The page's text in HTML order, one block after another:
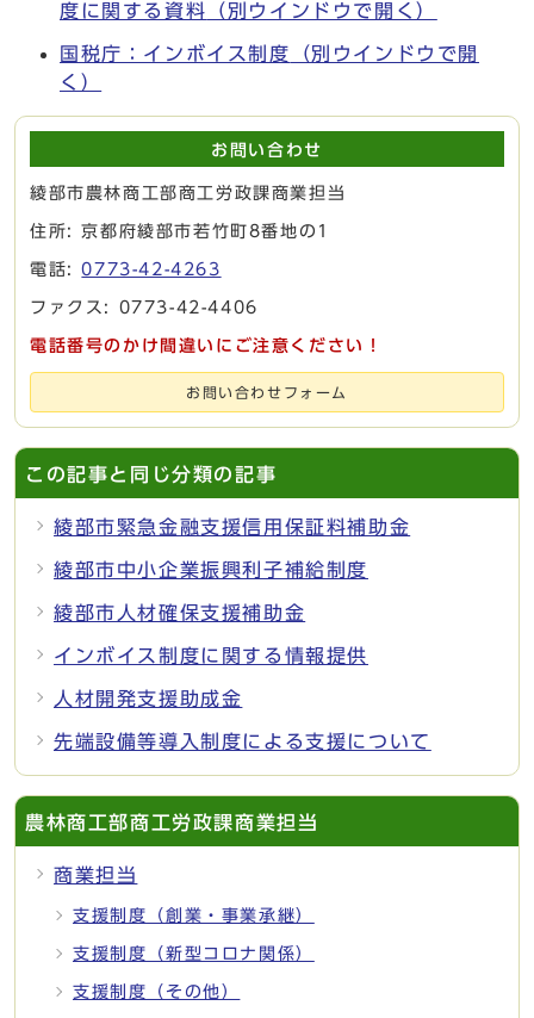
度に関する資料 （別ウインドウで開く）
国税庁：インボイス制度
（別ウインドウで開
く）
お問い合わせ
綾部市農林商工部商工労政課商業担当
住所: 京都府綾部市若竹町8番地の1
電話:0773-42-4263
ファクス: 0773-42-4406
電話番号のかけ間違いにご注意ください！
お問い合わせフォーム
この記事と同じ分類の記事
綾部市緊急金融支援信用保証料補助金
綾部市中小企業振興利子補給制度
綾部市人材確保支援補助金
インボイス制度に関する情報提供
人材開発支援助成金
先端設備等導入制度による支援について
農林商工部商工労政課商業担当
商業担当
支援制度（創業・事業承継）
支援制度（新型コロナ関係）
支援制度（その他）